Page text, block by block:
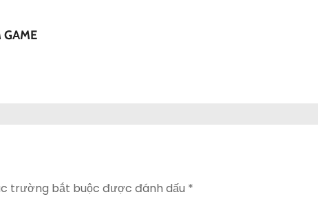
GAME
trường bắt buộc được đánh dấu *